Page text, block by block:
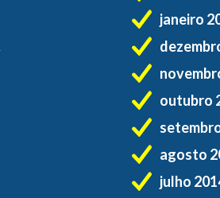
janeiro
outubro
agosto
julho